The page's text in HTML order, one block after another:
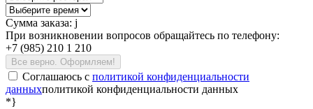
Сумма заказа: j
При возникновении вопросов обращайтесь по телефону:
+7 (985) 210 1 210
Все верно. Оформляем!
Соглашаюсь c политикой конфиденциальности
данныхполитикой конфиденциальности данных
*}